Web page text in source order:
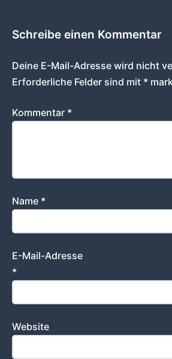
Schreibe einen Kommentar
Deine E-Mail-Adresse wird nicht
Erforderliche Felder sind mit *
Kommentar *
Name *
E-Mail-Adresse
*
Website